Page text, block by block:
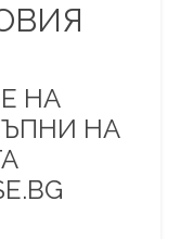
НА
НА